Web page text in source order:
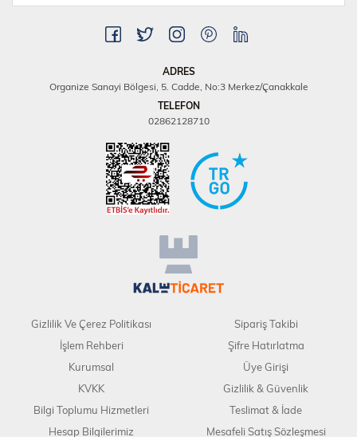
ADRES
Organize Sanayi Bölgesi, 5. Cadde, No:3 Merkez/Çanakkale
TELEFON
02862128710
Gizlilik Ve Çerez Politikası
İşlem Rehberi
Kurumsal
KVKK
Bilgi Toplumu Hizmetleri
Hesap Bilgilerimiz
Sipariş Takibi
Şifre Hatırlatma
Üye Girişi
Gizlilik & Güvenlik
Teslimat & İade
Mesafeli Satış Sözleşmesi